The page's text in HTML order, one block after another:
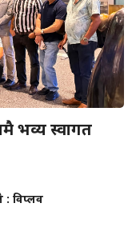
भव्य स्वागत
: विप्लव